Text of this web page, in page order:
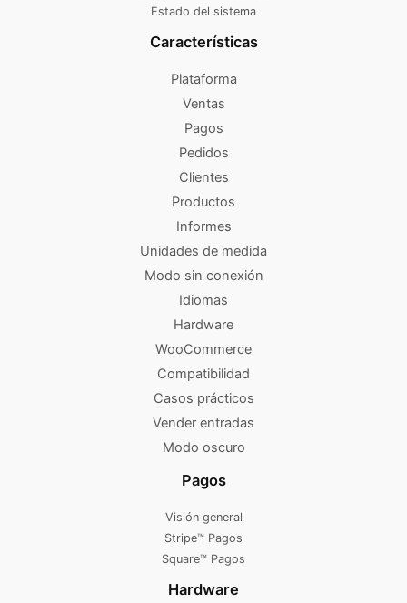
Estado del sistema
Características
Plataforma
Ventas
Pagos
Pedidos
Clientes
Productos
Informes
Unidades de medida
Modo sin conexión
Idiomas
Hardware
WooCommerce
Compatibilidad
Casos prácticos
Vender entradas
Modo oscuro
Pagos
Visión general
Stripe™ Pagos
Square™ Pagos
Hardware